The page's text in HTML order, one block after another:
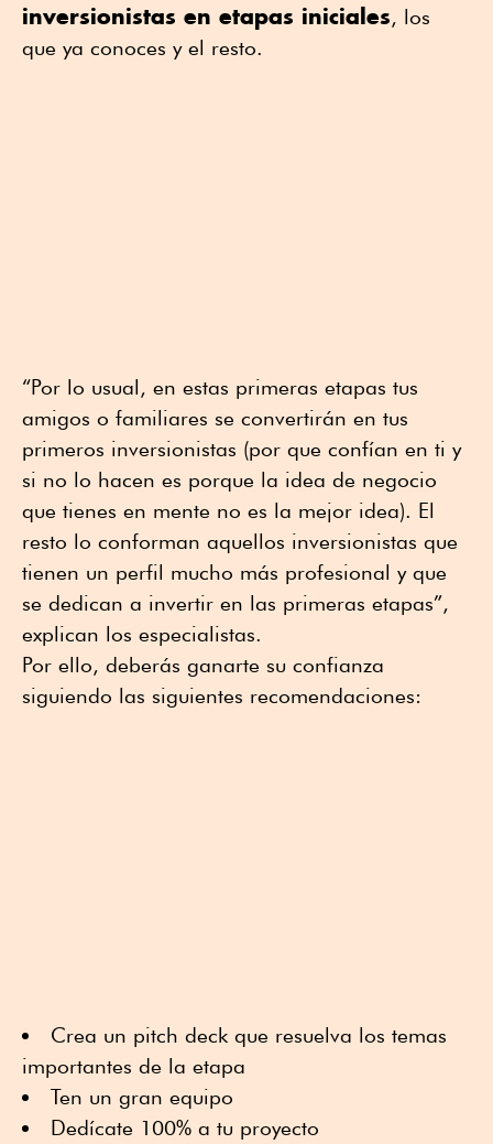
inversionistas en etapas iniciales, los
que ya conoces y el resto.
“Por lo usual, en estas primeras etapas tus
amigos o familiares se convertirán en tus
primeros inversionistas (por que confían en ti y
si no lo hacen es porque la idea de negocio
que tienes en mente no es la mejor idea). El
resto lo conforman aquellos inversionistas que
tienen un perfil mucho más profesional y que
se dedican a invertir en las primeras etapas”,
explican los especialistas.
Por ello, deberás ganarte su confianza
siguiendo las siguientes recomendaciones:
Crea un pitch deck que resuelva los temas
importantes de la etapa
Ten un gran equipo
Dedícate 100% a tu proyecto